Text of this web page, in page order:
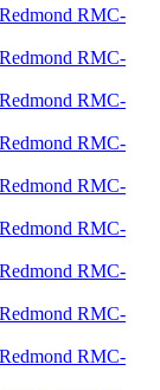
RMC-
RMC-
RMC-
RMC-
RMC-
RMC-
RMC-
RMC-
RMC-